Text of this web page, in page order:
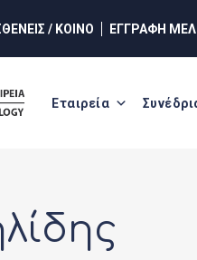
/ ΚΟΙΝΟ ΕΓΓΡΑΦΗ
Εταιρεία